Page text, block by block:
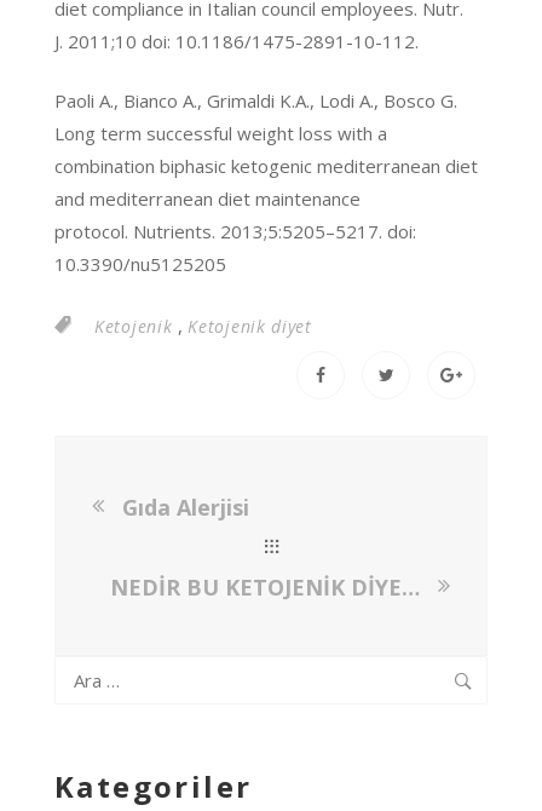
diet compliance in Italian council employees. Nutr.
J. 2011;10 doi: 10.1186/1475-2891-10-112.
Paoli A., Bianco A., Grimaldi K.A., Lodi A., Bosco G.
Long term successful weight loss with a
combination biphasic ketogenic mediterranean diet
and mediterranean diet maintenance
protocol. Nutrients. 2013;5:5205–5217. doi:
10.3390/nu5125205
Ketojenik , Ketojenik diyet
Gıda Alerjisi
NEDİR BU KETOJENİK DİYET ?
Arama:
Kategoriler